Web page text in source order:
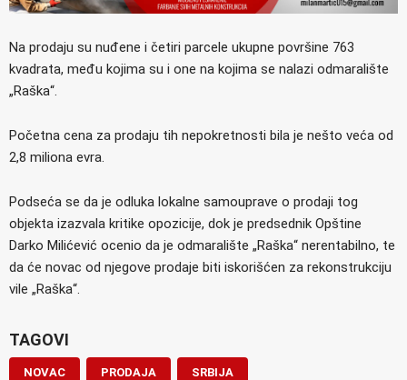
Na prodaju su nuđene i četiri parcele ukupne površine 763
kvadrata, među kojima su i one na kojima se nalazi odmaralište
„Raška“.
Početna cena za prodaju tih nepokretnosti bila je nešto veća od
2,8 miliona evra.
Podseća se da je odluka lokalne samouprave o prodaji tog
objekta izazvala kritike opozicije, dok je predsednik Opštine
Darko Milićević ocenio da je odmaralište „Raška“ nerentabilno, te
da će novac od njegove prodaje biti iskorišćen za rekonstrukciju
vile „Raška“.
TAGOVI
NOVAC PRODAJA SRBIJA